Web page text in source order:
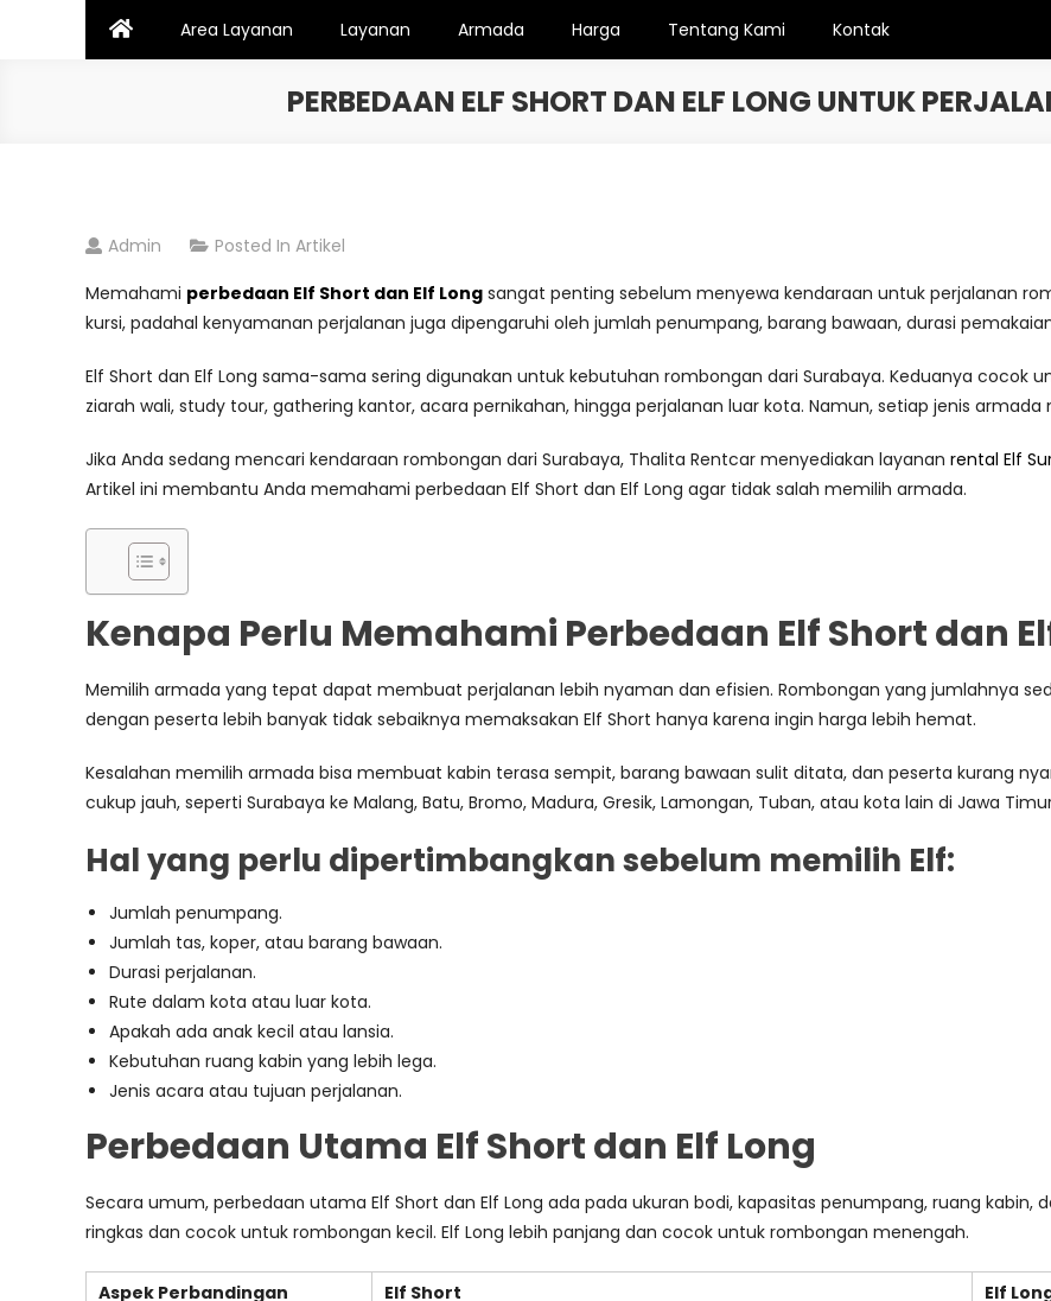
Area Layanan Layanan Armada Harga Tentang Kami Kontak
PERBEDAAN ELF SHORT DAN ELF LONG UNTUK
Admin Posted In Artikel
Memahami perbedaan Elf Short dan Elf Long sangat penting sebelum menyewa kendaraan untuk perjalanan
kursi, padahal kenyamanan perjalanan juga dipengaruhi oleh jumlah penumpang, barang bawaan, durasi
Elf Short dan Elf Long sama-sama sering digunakan untuk kebutuhan rombongan dari Surabaya. Keduanya cocok
ziarah wali, study tour, gathering kantor, acara pernikahan, hingga perjalanan luar kota. Namun, setiap jenis
Jika Anda sedang mencari kendaraan rombongan dari Surabaya, Thalita Rentcar menyediakan layanan rental Elf
Artikel ini membantu Anda memahami perbedaan Elf Short dan Elf Long agar tidak salah memilih armada.
Kenapa Perlu Memahami Perbedaan Elf Short dan
Memilih armada yang tepat dapat membuat perjalanan lebih nyaman dan efisien. Rombongan yang jumlahnya
dengan peserta lebih banyak tidak sebaiknya memaksakan Elf Short hanya karena ingin harga lebih hemat.
Kesalahan memilih armada bisa membuat kabin terasa sempit, barang bawaan sulit ditata, dan peserta kurang
cukup jauh, seperti Surabaya ke Malang, Batu, Bromo, Madura, Gresik, Lamongan, Tuban, atau kota lain di Jawa
Hal yang perlu dipertimbangkan sebelum memilih Elf:
Jumlah penumpang.
Jumlah tas, koper, atau barang bawaan.
Durasi perjalanan.
Rute dalam kota atau luar kota.
Apakah ada anak kecil atau lansia.
Kebutuhan ruang kabin yang lebih lega.
Jenis acara atau tujuan perjalanan.
Perbedaan Utama Elf Short dan Elf Long
Secara umum, perbedaan utama Elf Short dan Elf Long ada pada ukuran bodi, kapasitas penumpang, ruang kabin,
ringkas dan cocok untuk rombongan kecil. Elf Long lebih panjang dan cocok untuk rombongan menengah.
Aspek Perbandingan Elf Short
Elf